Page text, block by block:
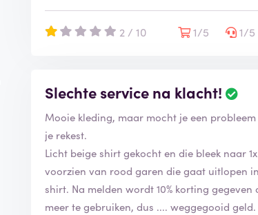
Deze ervaring heeft mijn vertrouwen in
betaald. Nu moet ik mijn niet-passende
waarde hecht aan klantgerichtheid en
2 / 10 1/5 1/5
Slechte service na klacht!
Mooie kleding, maar mocht je een
je rekest.
Licht beige shirt gekocht en die bleek naar
voorzien van rood garen die gaat uitlopen
shirt. Na melden wordt 10% korting
meer te gebruiken, dus .... weggegooid